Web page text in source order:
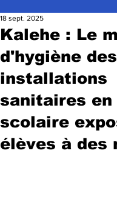
Kalehe : Le
d'hygiène des
installations
sanitaires en
scolaire
élèves à des
18 sept. 2025